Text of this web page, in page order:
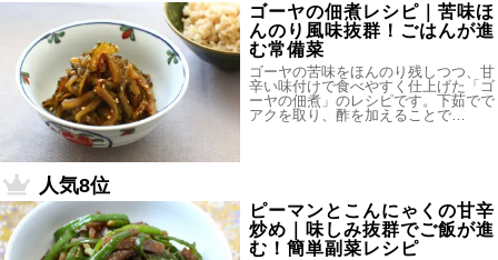
ゴーヤの佃煮レシピ｜苦味ほ
んのり風味抜群！ごはんが進
む常備菜
ゴーヤの苦味をほんのり残しつつ、甘
辛い味付けで食べやすく仕上げた「ゴ
ーヤの佃煮」のレシピです。下茹でで
アクを取り、酢を加えることで…
人気8位
ピーマンとこんにゃくの甘辛
炒め｜味しみ抜群でご飯が進
む！簡単副菜レシピ